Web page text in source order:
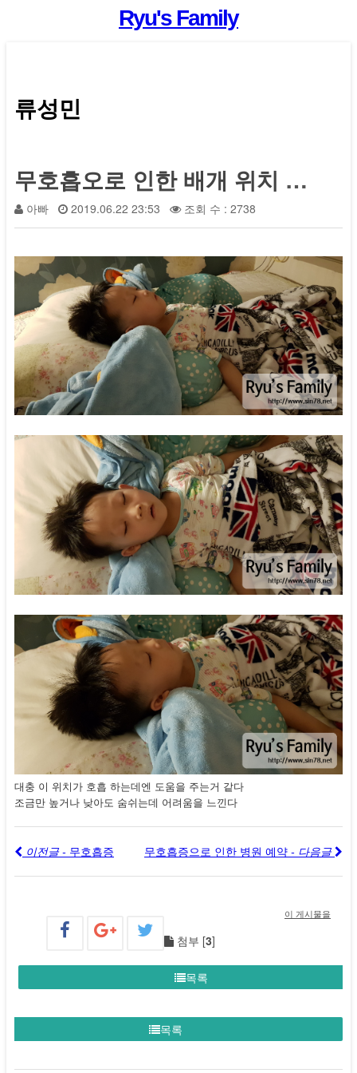
류성민
무호흡오로 인한 배개 위치 조정
아빠 2019.06.22 23:53 조회 수 : 2738
대충 이 위치가 호흡 하는데엔 도움을 주는거 같다
조금만 높거나 낮아도 숨쉬는데 어려움을 느낀다
이전글 - 무호흡증 무호흡증으로 인한 병원 예약 - 다음글
이 게시물을
첨부 [3]
목록
목록
Ryu's Family